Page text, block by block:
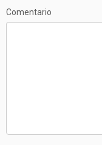
Comentario